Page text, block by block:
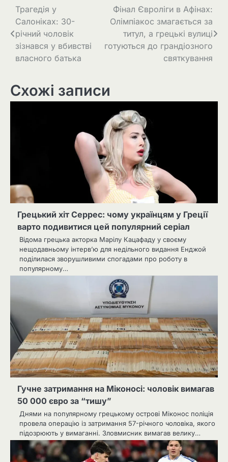
Трагедія у
Салоніках: 30-
річний чоловік
зізнався у вбивстві
власного батька
Фінал Євроліги в Афінах:
Олімпіакос змагається за
титул, а грецькі вулиці
готуються до грандіозного
святкування
Схожі записи
Грецький хіт Серрес: чому українцям у Греції
варто подивитися цей популярний серіал
Відома грецька акторка Марілу Кацафаду у своєму
нещодавньому інтерв’ю для недільного видання Енджой
поділилася зворушливими спогадами про роботу в
популярному…
Гучне затримання на Міконосі: чоловік вимагав
50 000 євро за “тишу”
Днями на популярному грецькому острові Міконос поліція
провела операцію із затримання 57-річного чоловіка, якого
підозрюють у вимаганні. Зловмисник вимагав велику…